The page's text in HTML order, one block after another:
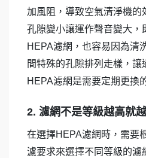
加風阻，導致空氣清淨機的
孔隙變小讓運作聲音變大，
HEPA濾網，也容易因為清
間特殊的孔隙排列走樣，讓
HEPA濾網是需要定期更換
2. 濾網不是等級越高就
在選擇HEPA濾網時，需要
濾要求來選擇不同等級的濾